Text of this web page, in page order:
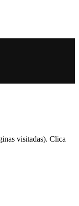
visitadas). Clica